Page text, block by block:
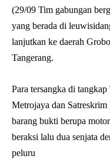
(29/09 Tim gabungan
yang berada di
lanjutkan ke daerah
Tangerang.
Para tersangka di
Metrojaya dan Satreskrim
barang bukti berupa
beraksi lalu dua senjata
peluru